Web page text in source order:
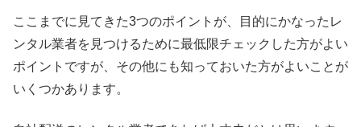
ここまでに見てきた3つのポイントが、目的にかなったレ
ンタル業者を見つけるために最低限チェックした方がよい
ポイントですが、その他にも知っておいた方がよいことが
いくつかあります。